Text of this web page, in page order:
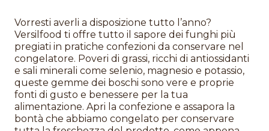
Vorresti averli a disposizione tutto l’anno?
Versilfood ti offre tutto il sapore dei funghi più
pregiati in pratiche confezioni da conservare nel
congelatore. Poveri di grassi, ricchi di antiossidanti
e sali minerali come selenio, magnesio e potassio,
queste gemme dei boschi sono vere e proprie
fonti di gusto e benessere per la tua
alimentazione. Apri la confezione e assapora la
bontà che abbiamo congelato per conservare